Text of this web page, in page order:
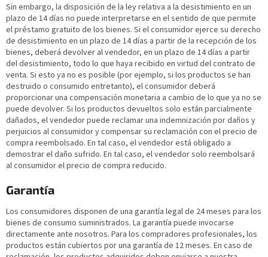
Sin embargo, la disposición de la ley relativa a la desistimiento en un
plazo de 14 días no puede interpretarse en el sentido de que permite
el préstamo gratuito de los bienes. Si el consumidor ejerce su derecho
de desistimiento en un plazo de 14 días a partir de la recepción de los
bienes, deberá devolver al vendedor, en un plazo de 14 días a partir
del desistimiento, todo lo que haya recibido en virtud del contrato de
venta. Si esto ya no es posible (por ejemplo, si los productos se han
destruido o consumido entretanto), el consumidor deberá
proporcionar una compensación monetaria a cambio de lo que ya no se
puede devolver. Si los productos devueltos solo están parcialmente
dañados, el vendedor puede reclamar una indemnización por daños y
perjuicios al consumidor y compensar su reclamación con el precio de
compra reembolsado. En tal caso, el vendedor está obligado a
demostrar el daño sufrido. En tal caso, el vendedor solo reembolsará
al consumidor el precio de compra reducido.
Garantía
Los consumidores disponen de una garantía legal de 24 meses para los
bienes de consumo suministrados. La garantía puede invocarse
directamente ante nosotros. Para los compradores profesionales, los
productos están cubiertos por una garantía de 12 meses. En caso de